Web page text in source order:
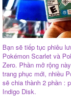
Bạn sẽ tiếp tục phiêu
Pokémon Scarlet và
Zero. Phần mở rộng
trang phục mới, nhiều
sẽ chia thành 2 phần :
Indigo Disk.